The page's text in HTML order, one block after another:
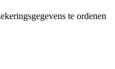
te ordenen